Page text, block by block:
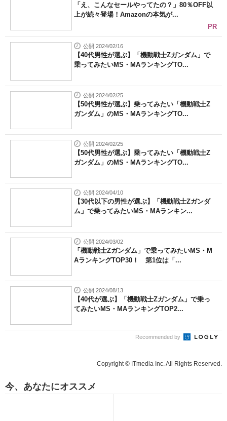
「え、こんなセールやってたの？」80％OFF以
上が続々登場！Amazonの本気が...
PR
公開 2024/02/16
【40代男性が選ぶ】「機動戦士Zガンダム」で
乗ってみたいMS・MAランキングTO...
公開 2024/02/25
【50代男性が選ぶ】乗ってみたい「機動戦士Z
ガンダム」のMS・MAランキングTO...
公開 2024/02/25
【50代男性が選ぶ】乗ってみたい「機動戦士Z
ガンダム」のMS・MAランキングTO...
公開 2024/04/10
【30代以下の男性が選ぶ】「機動戦士Zガンダ
ム」で乗ってみたいMS・MAランキン...
公開 2024/03/02
「機動戦士Zガンダム」で乗ってみたいMS・M
AランキングTOP30！ 第1位は「...
公開 2024/08/13
【40代が選ぶ】「機動戦士Zガンダム」で乗っ
てみたいMS・MAランキングTOP2...
Recommended by
Copyright © ITmedia Inc. All Rights Reserved.
今、あなたにオススメ